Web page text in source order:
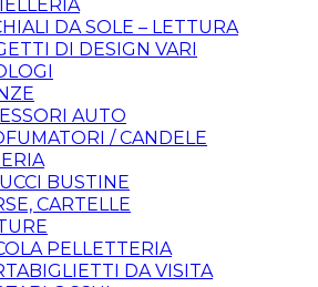
DA SOLE – LETTURA
DI DESIGN VARI
AUTO
/ CANDELE
BUSTINE
CARTELLE
PELLETTERIA
DA VISITA